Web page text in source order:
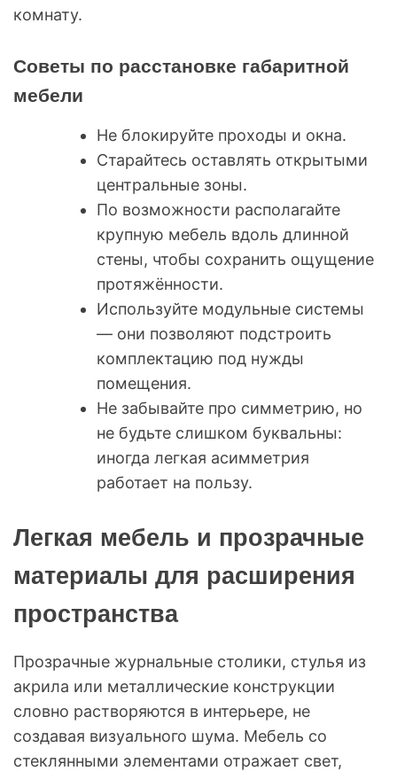
комнату.
Советы по расстановке габаритной
мебели
Не блокируйте проходы и окна.
Старайтесь оставлять открытыми
центральные зоны.
По возможности располагайте
крупную мебель вдоль длинной
стены, чтобы сохранить ощущение
протяжённости.
Используйте модульные системы
— они позволяют подстроить
комплектацию под нужды
помещения.
Не забывайте про симметрию, но
не будьте слишком буквальны:
иногда легкая асимметрия
работает на пользу.
Легкая мебель и прозрачные
материалы для расширения
пространства
Прозрачные журнальные столики, стулья из
акрила или металлические конструкции
словно растворяются в интерьере, не
создавая визуального шума. Мебель со
стеклянными элементами отражает свет,